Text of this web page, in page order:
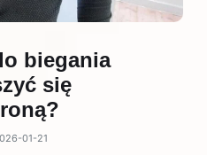
biegania
się
01-21